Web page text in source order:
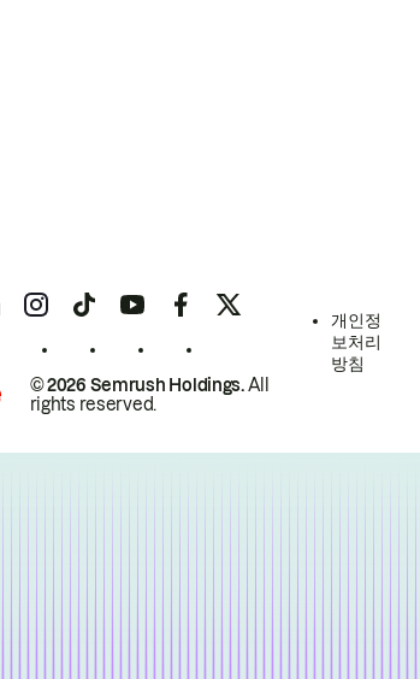
© 2026 Semrush Holdings.All
rights reserved.
개인정
보처리
방침